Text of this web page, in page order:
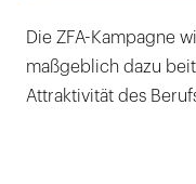
Die ZFA-Kampagne
maßgeblich dazu
Attraktivität des